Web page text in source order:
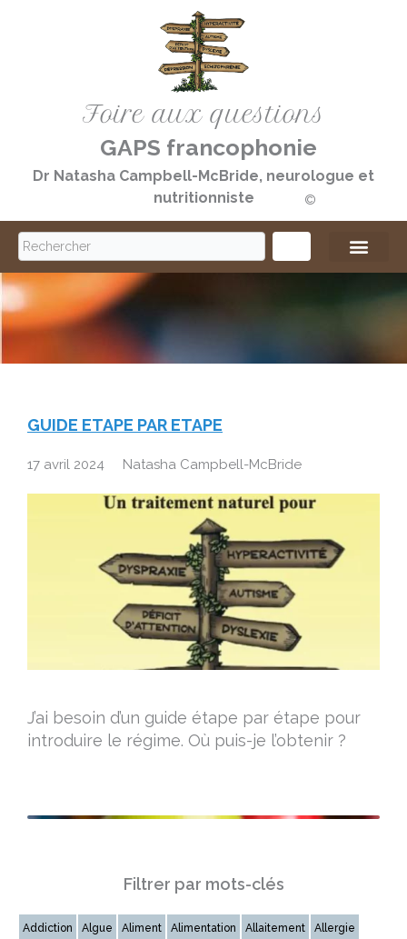
Foire aux questions
GAPS francophonie
Dr Natasha Campbell-McBride, neurologue et
nutritionniste
©️
S
e
a
c
GUIDE ETAPE PAR ETAPE
17 avril 2024 Natasha Campbell-McBride
J’ai besoin d’un guide étape par étape pour
introduire le régime. Où puis-je l’obtenir ?
Filtrer par mots-clés
Addiction Algue Aliment Alimentation Allaitement Allergie